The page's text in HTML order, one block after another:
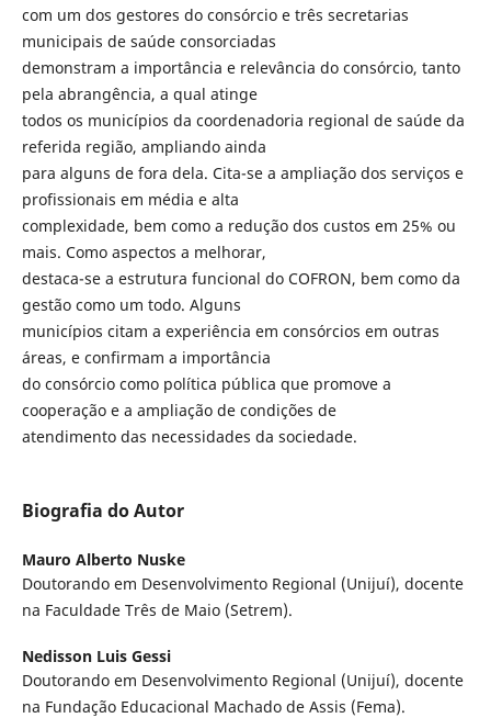
com um dos gestores do consórcio e três secretarias
municipais de saúde consorciadas
demonstram a importância e relevância do consórcio, tanto
pela abrangência, a qual atinge
todos os municípios da coordenadoria regional de saúde da
referida região, ampliando ainda
para alguns de fora dela. Cita-se a ampliação dos serviços e
profissionais em média e alta
complexidade, bem como a redução dos custos em 25% ou
mais. Como aspectos a melhorar,
destaca-se a estrutura funcional do COFRON, bem como da
gestão como um todo. Alguns
municípios citam a experiência em consórcios em outras
áreas, e confirmam a importância
do consórcio como política pública que promove a
cooperação e a ampliação de condições de
atendimento das necessidades da sociedade.
Biografia do Autor
Mauro Alberto Nuske
Doutorando em Desenvolvimento Regional (Unijuí), docente
na Faculdade Três de Maio (Setrem).
Nedisson Luis Gessi
Doutorando em Desenvolvimento Regional (Unijuí), docente
na Fundação Educacional Machado de Assis (Fema).